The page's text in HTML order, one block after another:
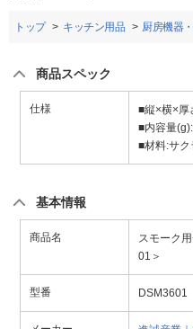
トップ キッチン用品 厨房機器
商品スペック
仕様
■縦×横×厚
■内容量
■材料:サク
基本情報
商品名
スモーク
01＞
型番 DSM3601